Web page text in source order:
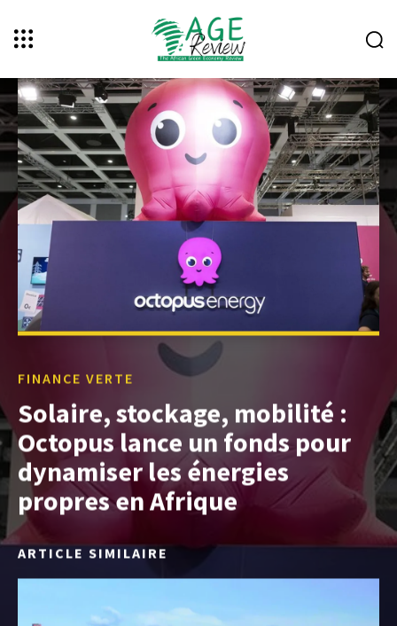
FINANCE VERTE
Solaire, stockage, mobilité :
Octopus lance un fonds pour
dynamiser les énergies
propres en Afrique
ARTICLE SIMILAIRE